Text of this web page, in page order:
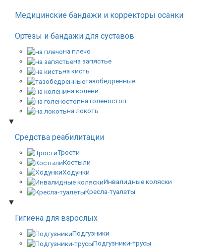
Медицинские бандажи и корректоры осанки
Ортезы и бандажи для суставов
на плечо
на запястье
на кисть
тазобедренные
на колени
на голеностоп
на локоть
▼
Средства реабилитации
Трости
Костыли
Ходунки
Инвалидные коляски
Кресла-туалеты
▼
Гигиена для взрослых
Подгузники
Подгузники-трусы